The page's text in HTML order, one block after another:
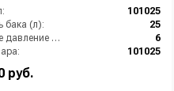
101025
бака (л):
25
Рабочее давление (бар):
6
101025
руб.